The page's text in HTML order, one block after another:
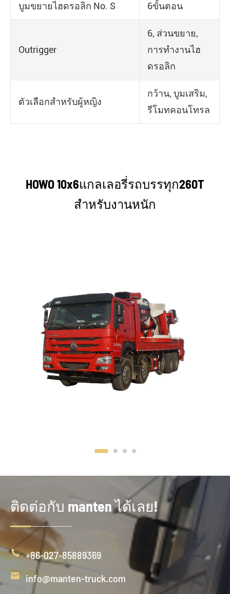
บูมขยายไฮดรอลิก No. S 6ขั้นตอน
Outrigger
6, ส่วนขยาย,
การทำงานไฮ
ดรอลิก
ตัวเลือกสำหรับผู้หญิง
กว้าน, บูมเสริม,
รีโมทคอนโทรล
HOWO 10x6แกลเลอรี่รถบรรทุก260T
สำหรับงานหนัก
ติดต่อกับ manten ได้เลย!
 +86-027-85889369
 info@manten-truck.com